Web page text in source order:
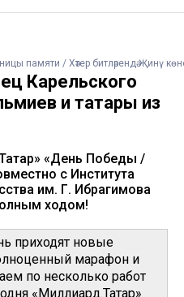
памяти / Хәтер битләрендә Җинү
Карельского
и татары из
«День Победы /
с Института
им. Г. Ибрагимова
ходом!
приходят новые
марафон и
по несколько работ
«Миллиард.Татар»